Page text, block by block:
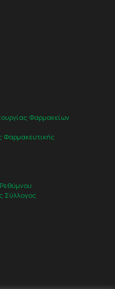
Φαρμακείων
Φαρμακευτικής
Σύλλογος